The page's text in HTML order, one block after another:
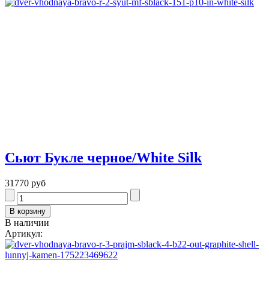
Сьют Букле черное/White Silk
31770 руб
В наличии
Артикул: